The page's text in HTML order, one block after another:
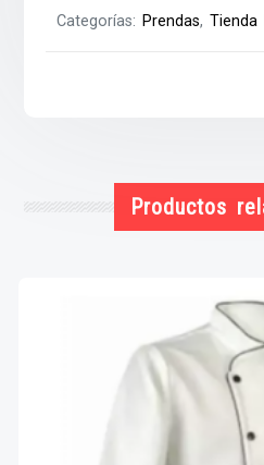
Categorías: Prendas,Tienda
Productos